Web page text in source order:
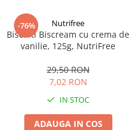
-76% Nutrifree
Biscuiti Biscream cu crema de
vanilie, 125g, NutriFree
29,50 RON
7,02 RON
IN STOC
ADAUGA IN COS